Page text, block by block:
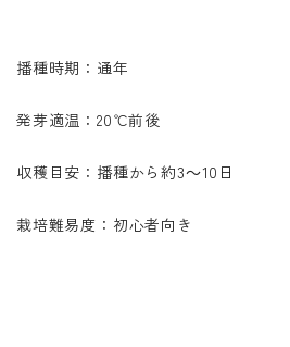
播種時期：通年
発芽適温：20℃前後
収穫目安：播種から約3～10日
栽培難易度：初心者向き